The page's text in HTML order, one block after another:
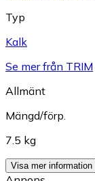
Typ
Kalk
Se mer från TRIM
Allmänt
Mängd/förp.
7.5 kg
Visa mer information